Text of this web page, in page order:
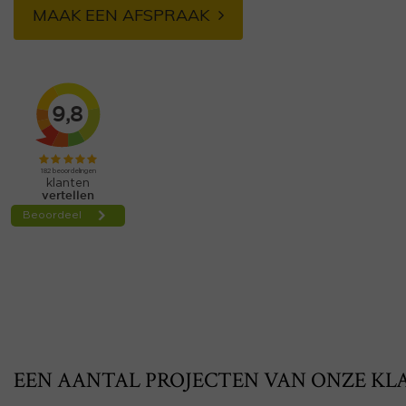
MAAK EEN AFSPRAAK
EEN AANTAL PROJECTEN VAN ONZE